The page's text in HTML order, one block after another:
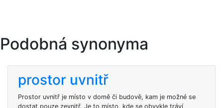
Podobná synonyma
prostor uvnitř
Prostor uvnitř je místo v domě či budově, kam je možné se
dostat pouze zevnitř. Je to místo, kde se obvykle tráví